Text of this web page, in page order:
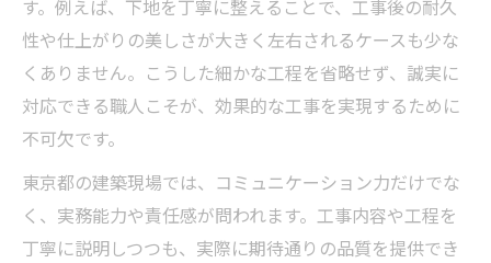
仕事ができない人の特徴と工事品質の差
仕事ができる人の現場行動と口下手の真価
効果的な工事を生む現場行動のポイント
口下手な職人が発揮する現場での真価とは
できる人とできない人の現場での視点の違
い
職人の出世と現場で評価される力の関係
す。例えば、下地を丁寧に整えることで、工事後の耐久
性や仕上がりの美しさが大きく左右されるケースも少な
くありません。こうした細かな工程を省略せず、誠実に
対応できる職人こそが、効果的な工事を実現するために
不可欠です。
東京都の建築現場では、コミュニケーション力だけでな
く、実務能力や責任感が問われます。工事内容や工程を
丁寧に説明しつつも、実際に期待通りの品質を提供でき